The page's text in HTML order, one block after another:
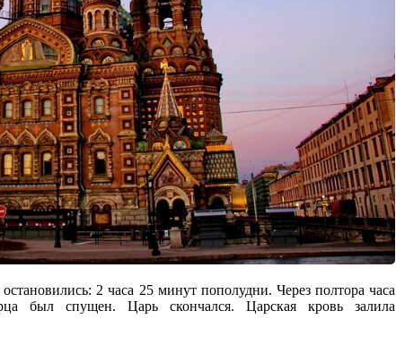
2 часа 25 минут пополудни. Через полтора часа
был спущен. Царь скончался. Царская кровь залила